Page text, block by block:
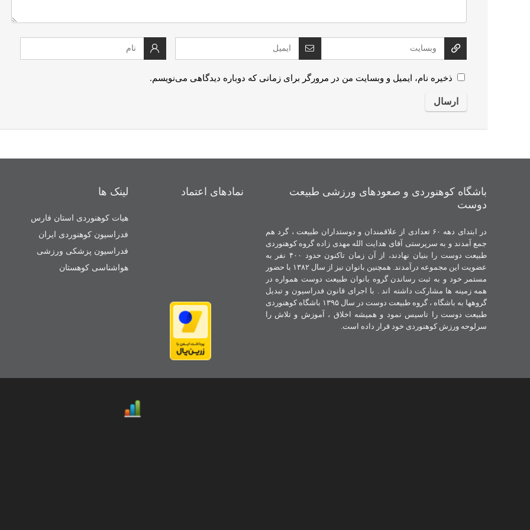
ذخیره نام، ایمیل و وبسایت من در مرورگر برای زمانی که دوباره دیدگاهی می‌نویسم.
باشگاه کوهنوردی و صعودهای ورزشی طبیعت
دوست
در ابتدای دهه ۶۰ تعدادی از علاقمندان و دوستداران طبیعت ، گرد هم
جمع آمدند و به سرپرستی آقای هدایت الله مهدی زاده گروه کوهنوردی
طبیعت دوست را بنیان نهادند، از آن زمان تاکنون حدود ۴۰۰ نفر به
عضویت این مجموعه درآمدند. همچنین بانوان نیز از سال ۱۳۸۲ با حضور
مستمر خود و به ثبت رساندن گروه بانوان طبیعت دوست همواره در
همه زمینه ها مشارکت داشته اند . با اجرای قانون فدراسیون و تبدیل
گروهها به باشگاه ، گروه طبیعت دوست در سال ۱۳۹۵ باشگاه کوهنوردی
طبیعت دوست را تاسیس نمود و همیشه اخلاق ، آموزش و تلاش را
سرلوحه ورزش کوهنوردی خود قرار داده است.
نمادهای اعتماد لینک ها
هیات کوهنوردی استان فارس
فدراسیون کوهنوردی ایران
فدراسیون پزشکی ورزشی
هواشناسی کوهستان